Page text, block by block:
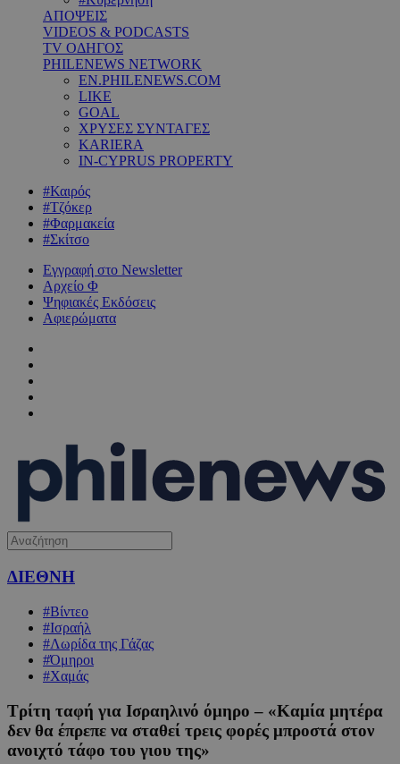
ΑΠΟΨΕΙΣ
VIDEOS & PODCASTS
TV ΟΔΗΓΟΣ
PHILENEWS NETWORK
EN.PHILENEWS.COM
LIKE
GOAL
ΧΡΥΣΕΣ ΣΥΝΤΑΓΕΣ
KARIERA
IN-CYPRUS PROPERTY
#Καιρός
#Τζόκερ
#Φαρμακεία
#Σκίτσο
Εγγραφή στο Newsletter
Αρχείο Φ
Ψηφιακές Εκδόσεις
Αφιερώματα
ΔΙΕΘΝΗ
#Βίντεο
#Ισραήλ
#Λωρίδα της Γάζας
#Όμηροι
#Χαμάς
Τρίτη ταφή για Ισραηλινό όμηρο – «Καμία μητέρα
δεν θα έπρεπε να σταθεί τρεις φορές μπροστά στον
ανοιχτό τάφο του γιου της»